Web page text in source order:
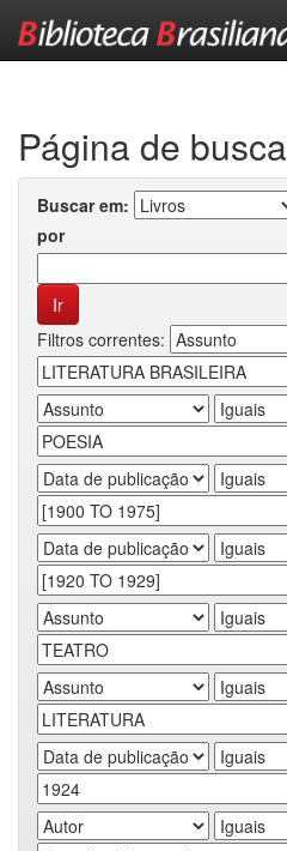
Página de busca
Buscar em:
por
Filtros correntes: